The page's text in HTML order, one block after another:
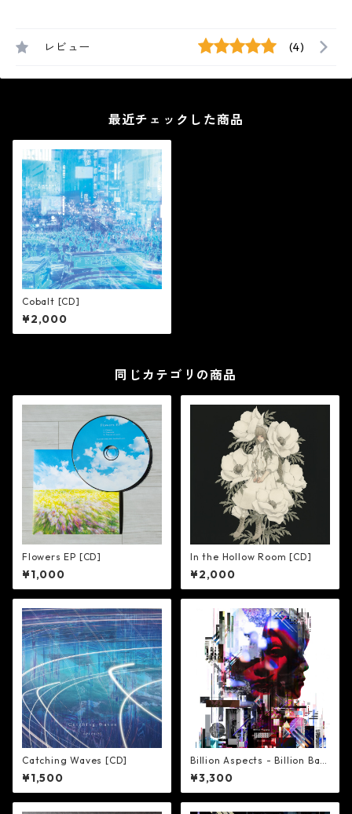
レビュー (4)
最近チェックした商品
Cobalt [CD]
¥2,000
同じカテゴリの商品
Flowers EP [CD]
¥1,000
In the Hollow Room [CD]
¥2,000
Catching Waves [CD]
¥1,500
Billion Aspects - Billion Bala
nces Remix [CD]
¥3,300